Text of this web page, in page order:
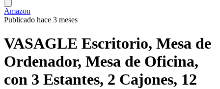
Amazon
Publicado hace 3 meses
VASAGLE Escritorio, Mesa de
Ordenador, Mesa de Oficina,
con 3 Estantes, 2 Cajones, 12